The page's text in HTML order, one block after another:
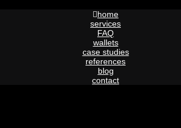
home
services
FAQ
wallets
case studies
references
blog
contact